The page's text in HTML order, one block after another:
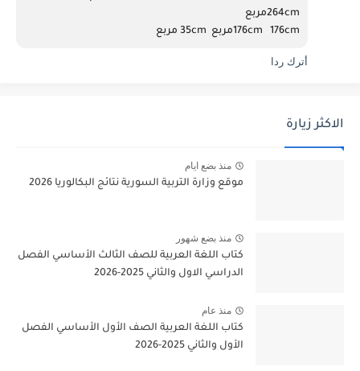
264cmمربع
176cm   176cmمربع  35cm مربع
أترك ردا
الاكثر زيارة
منذ بضع ايام
موقع وزارة التربية السورية نتائج البكالوريا 2026
منذ بضع شهور
كتاب اللغة العربية للصف الثالث الأساسي الفصل
الدراسي الاول والثاني 2025-2026
منذ عام
كتاب اللغة العربية الصف الأول الأساسي الفصل
الأول والثاني 2025-2026